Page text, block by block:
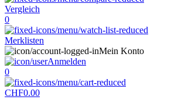
Vergleich
0
Merklisten
Mein Konto
Anmelden
0
CHF0.00